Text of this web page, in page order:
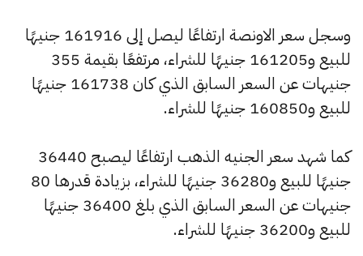
وسجل سعر الاونصة ارتفاعًا ليصل إلى 161916 جنيهًا
للبيع و161205 جنيهًا للشراء، مرتفعًا بقيمة 355
جنيهات عن السعر السابق الذي كان 161738 جنيهًا
للبيع و160850 جنيهًا للشراء.
كما شهد سعر الجنيه الذهب ارتفاعًا ليصبح 36440
جنيهًا للبيع و36280 جنيهًا للشراء، بزيادة قدرها 80
جنيهات عن السعر السابق الذي بلغ 36400 جنيهًا
للبيع و36200 جنيهًا للشراء.